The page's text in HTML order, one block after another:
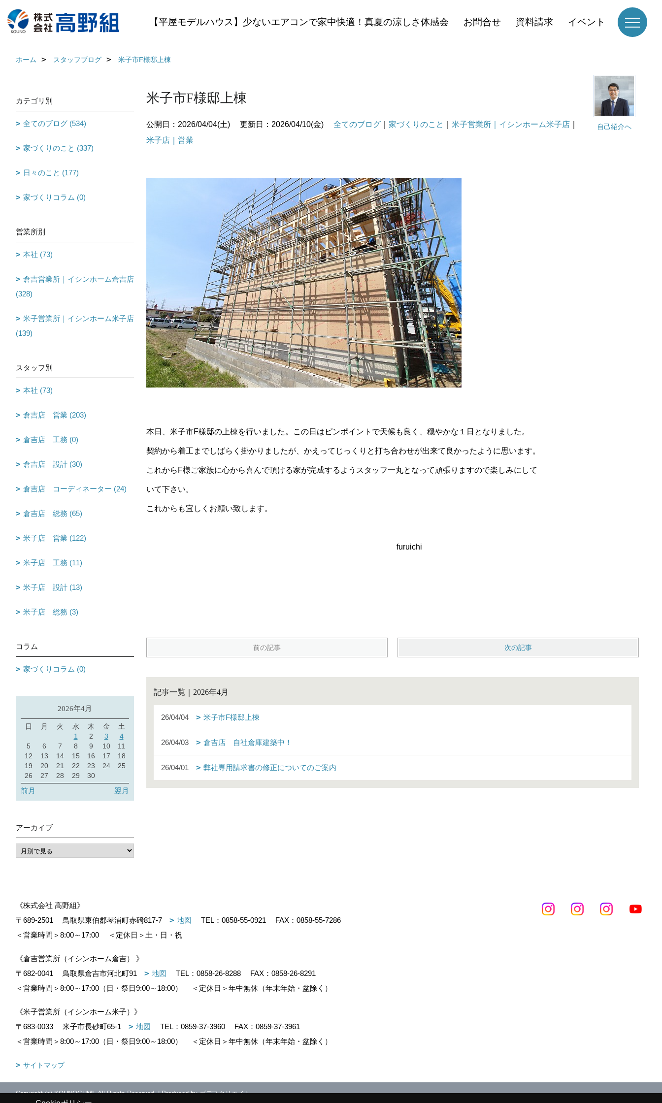
【平屋モデルハウス】少ないエアコンで家中快適！真夏の涼しさ体感会 お問合せ 資料請求 イベント
ホーム スタッフブログ 米子市F様邸上棟
自己紹介へ
米子市F様邸上棟
公開日：2026/04/04(土) 更新日：2026/04/10(金) 全てのブログ 家づくりのこと 米子営業所｜イシンホーム米子店
米子店｜営業
本日、米子市F様邸の上棟を行いました。この日はピンポイントで天候も良く、穏やかな１日となりました。
契約から着工までしばらく掛かりましたが、かえってじっくりと打ち合わせが出来て良かったように思います。
これからF様ご家族に心から喜んで頂ける家が完成するようスタッフ一丸となって頑張りますので楽しみにして
いて下さい。
これからも宜しくお願い致します。
furuichi
前の記事 次の記事
記事一覧｜2026年4月
26/04/04 米子市F様邸上棟
26/04/03 倉吉店 自社倉庫建築中！
26/04/01 弊社専用請求書の修正についてのご案内
カテゴリ別
全てのブログ (534)
家づくりのこと (337)
日々のこと (177)
家づくりコラム (0)
営業所別
本社 (73)
倉吉営業所｜イシンホーム倉吉店
(328)
米子営業所｜イシンホーム米子店
(139)
スタッフ別
本社 (73)
倉吉店｜営業 (203)
倉吉店｜工務 (0)
倉吉店｜設計 (30)
倉吉店｜コーディネーター (24)
倉吉店｜総務 (65)
米子店｜営業 (122)
米子店｜工務 (11)
米子店｜設計 (13)
米子店｜総務 (3)
コラム
家づくりコラム (0)
2026年4月
日 月 火 水 木 金
土
1
2 3
4
5
6 7 8 9 10
11
12
13 14 15 16 17
18
19
20 21 22 23 24
25
26
27 28 29 30
前月 翌月
アーカイブ
《株式会社 高野組》
〒689-2501
鳥取県東伯郡琴浦町赤碕817-7 地図 TEL： 0858-55-0921
FAX：0858-55-7286
＜営業時間＞8:00～17:00
＜定休日＞土・日・祝
《倉吉営業所（イシンホーム倉吉） 》
〒682-0041
鳥取県倉吉市河北町91 地図 TEL： 0858-26-8288
FAX：0858-26-8291
＜営業時間＞8:00～17:00（日・祭日9:00～18:00）
＜定休日＞年中無休（年末年始・盆除く）
《米子営業所（イシンホーム米子）》
〒683-0033
米子市長砂町65-1 地図 TEL： 0859-37-3960
FAX：0859-37-3961
＜営業時間＞8:00～17:00（日・祭日9:00～18:00）
＜定休日＞年中無休（年末年始・盆除く）
サイトマップ
Copyright (c) KOUNOGUMI. All Rights Reserved.|Produced byゴデスクリエイト